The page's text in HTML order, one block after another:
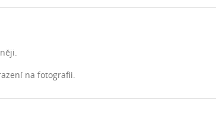
na fotografii.